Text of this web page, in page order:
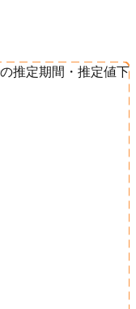
推定期間・推定値下